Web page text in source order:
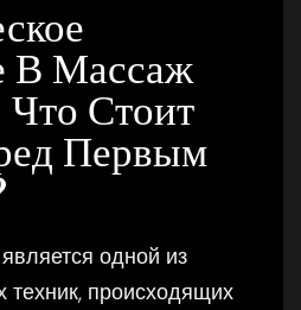
В Массаж
Стоит
Первым
одной из
техник, происходящих